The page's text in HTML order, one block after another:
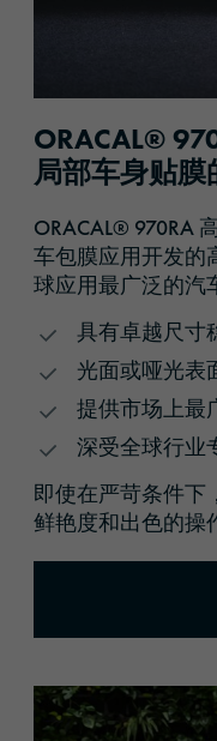
ORACAL®
局部车身贴膜
ORACAL® 970RA
车包膜应用开发的
球应用最广泛的汽
具有卓越尺寸
光面或哑光表
提供市场上最
深受全球行业
即使在严苛条件下
鲜艳度和出色的操